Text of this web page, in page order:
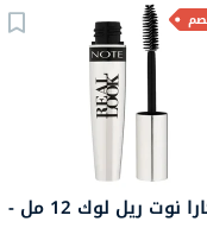
ماسكارا نوت ريل لوك 12 مل -